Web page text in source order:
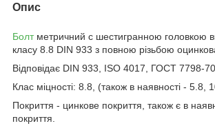
Опис
Болтметричний c шестигранною головкою
класу 8.8 DIN 933 з повною різьбою
Відповідає DIN 933, ISO 4017, ГОСТ 7798-
Клас міцності: 8.8, (також в наявності - 5.8,
Покриття - цинкове покриття, також є в
покриття.